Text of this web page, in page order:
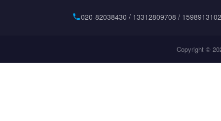
020-82038430 / 13312809708 /
Copyright ©